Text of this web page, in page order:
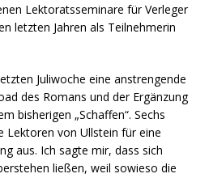
Lektoratsseminare für Verleger
letzten Jahren als Teilnehmerin
Juliwoche eine anstrengende
des Romans und der Ergänzung
bisherigen „Schaffen“. Sechs
Lektoren von Ullstein für eine
aus. Ich sagte mir, dass sich
ließen, weil sowieso die